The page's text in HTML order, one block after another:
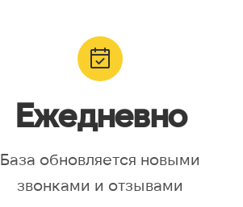
Ежедневно
База обновляется новыми
звонками и отзывами